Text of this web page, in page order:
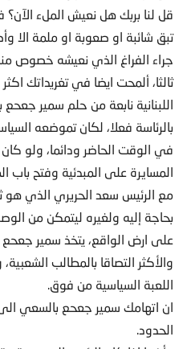
قل لنا بربك هل نعيش الملء
تبق شائبة او صعوبة او ملمة الا
جراء الفراغ الذي نعيشه خصوص
ثالثا، ألمحت ايضا في تغريداتك
اللبنانية نابعة من حلم سمير
بالرئاسة فعلا، لكان تموضعه
في الوقت الحاضر ودائما، ولو كان
المسايرة على المبدئية وفتح باب
مع الرئيس سعد الحريري الذي هو
بحاجة إليه ولغيره ليتمكن من
على ارض الواقع، يتخذ سمير جعحع
والأكثر التصاقا بالمطالب الشعبية،
اللعبة السياسية من فوق.
ان اتهامك سمير جعحع بالسعي
الحدود.